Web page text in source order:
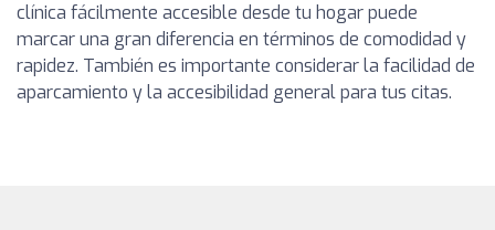
clínica fácilmente accesible desde tu hogar puede
marcar una gran diferencia en términos de comodidad y
rapidez. También es importante considerar la facilidad de
aparcamiento y la accesibilidad general para tus citas.